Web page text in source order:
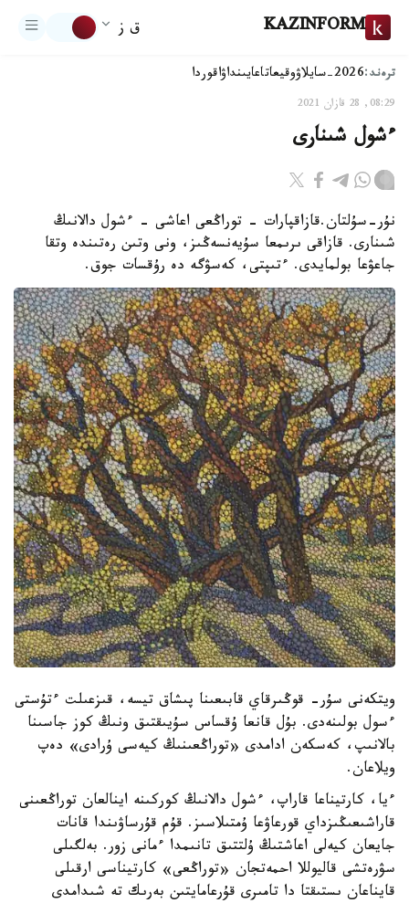
KAZINFORM ق ز
ترەند:2026-سايلاۋ وقيعاتاعايىنداۋاقوردا
08:29, 28 قازان 2021
ءشول شىنارى
نۇر-سۇلتان.قازاقپارات - توراڭعى اعاشى - ءشول دالانىڭ
شىنارى. قازاقى ىرىمعا سۇيەنسەڭىز، ونى وتىن رەتىندە وتقا
جاعۋعا بولمايدى. ءتىپتى، كەسۋگە دە رۇقسات جوق.
ويتكەنى سۇر- قوڭىرقاي قابىعىنا پىشاق تيسە، قىزعىلت ءتۇستى
ءسول بولىنەدى. بۇل قانعا ۇقساس سۇيىقتىق ونىڭ كوز جاسىنا
بالانىپ، كەسكەن ادامدى «توراڭعىنىڭ كيەسى ۇرادى» دەپ
ويلاعان.
ءيا، كارتيناعا قاراپ، ءشول دالانىڭ كوركىنە اينالعان توراڭعىنى
قاراشىعىڭىزداي قورعاۋعا ۇمتىلاسىز. قۇم قۇرساۋىندا قانات
جايعان كيەلى اعاشتىڭ ۇلتتىق تانىمدا ءمانى زور. بەلگىلى
سۋرەتشى قاليوللا احمەتجان «توراڭعى» كارتيناسى ارقىلى
قايناعان ىستىقتا دا تامىرى قۇرعامايتىن بەرىك تە شىدامدى